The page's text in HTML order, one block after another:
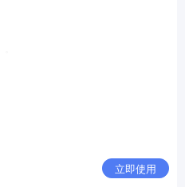
立即使用